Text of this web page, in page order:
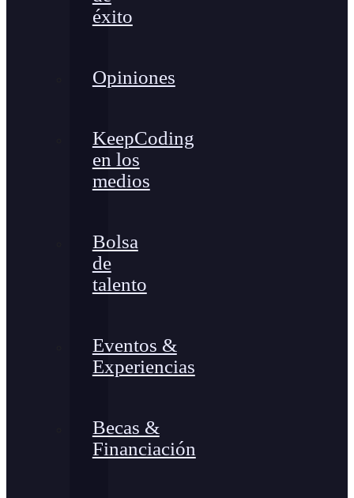
éxito
Opiniones
KeepCoding
en los
medios
Bolsa
de
talento
Eventos &
Experiencias
Becas &
Financiación